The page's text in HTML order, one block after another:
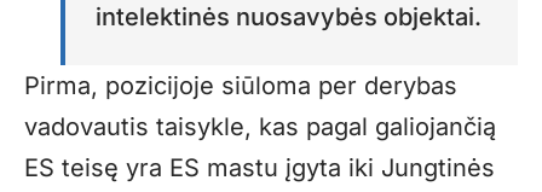
intelektinės nuosavybės objektai.
Pirma, pozicijoje siūloma per derybas
vadovautis taisykle, kas pagal galiojančią
ES teisę yra ES mastu įgyta iki Jungtinės